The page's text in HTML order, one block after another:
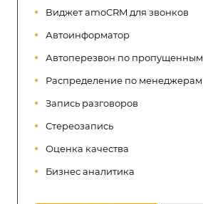
Виджет amoCRM для звонков
Автоинформатор
Автоперезвон по пропущенным
Распределение по менеджерам
Запись разговоров
Стереозапись
Оценка качества
Бизнес аналитика